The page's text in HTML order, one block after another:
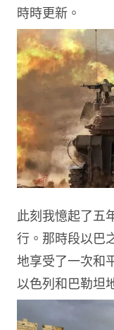
時時更新。
此刻我憶起了五
行。那時段以巴
地享受了一次和
以色列和巴勒坦